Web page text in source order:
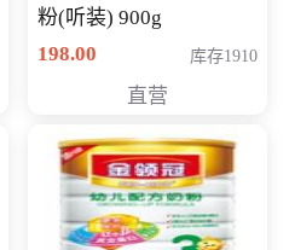
粉(听装) 900g
198.00
库存1910
直营